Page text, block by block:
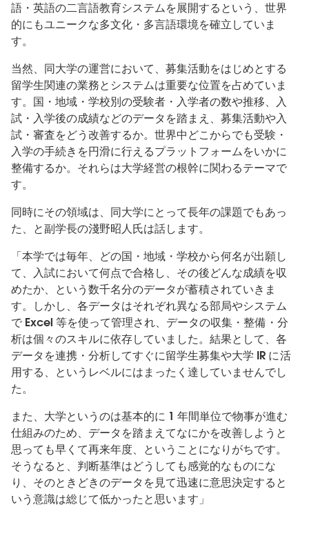
語・英語の二言語教育システムを展開するという、世界
的にもユニークな多文化・多言語環境を確立していま
す。
当然、同大学の運営において、募集活動をはじめとする
留学生関連の業務とシステムは重要な位置を占めていま
す。国・地域・学校別の受験者・入学者の数や推移、入
試・入学後の成績などのデータを踏まえ、募集活動や入
試・審査をどう改善するか。世界中どこからでも受験・
入学の手続きを円滑に行えるプラットフォームをいかに
整備するか。それらは大学経営の根幹に関わるテーマで
す。
同時にその領域は、同大学にとって長年の課題でもあっ
た、と副学長の淺野昭人氏は話します。
「本学では毎年、どの国・地域・学校から何名が出願し
て、入試において何点で合格し、その後どんな成績を収
めたか、という数千名分のデータが蓄積されていきま
す。しかし、各データはそれぞれ異なる部局やシステム
で Excel 等を使って管理され、データの収集・整備・分
析は個々のスキルに依存していました。結果として、各
データを連携・分析してすぐに留学生募集や大学 IR に活
用する、というレベルにはまったく達していませんでし
た。
また、大学というのは基本的に 1 年間単位で物事が進む
仕組みのため、データを踏まえてなにかを改善しようと
思っても早くて再来年度、ということになりがちです。
そうなると、判断基準はどうしても感覚的なものにな
り、そのときどきのデータを見て迅速に意思決定すると
いう意識は総じて低かったと思います」